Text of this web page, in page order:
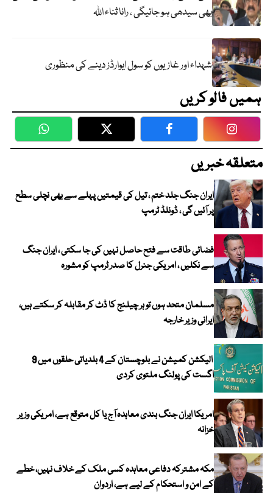
بھی سیدھی ہو جائیگی ، رانا ثناء اللہ
شہداء اور غازیوں کو سول ایوارڈز دینے کی منظوری
ہمیں فالو کریں
WhatsApp Twitter Facebook
متعلقہ خبریں
ایران جنگ جلد ختم ، تیل کی قیمتیں پہلے سے بھی نچلی سطح
پر آئیں گی ، ڈونلڈ ٹرمپ
فضائی طاقت سے فتح حاصل نہیں کی جا سکتی ، ایران جنگ
سے نکلیں ، امریکی جنرل کا صدر ٹرمپ کو مشورہ
مسلمان متحد ہوں تو ہر چیلنج کا ڈٹ کر مقابلہ کر سکتے ہیں،
ایرانی وزیر خارجہ
الیکشن کمیشن نے بلوچستان کے 4 بلدیاتی حلقوں میں 9
اگست کی پولنگ ملتوی کردی
امریکا ایران جنگ بندی معاہدہ آج یا کل متوقع ہے، امریکی وزیر
خزانہ
مکہ مشترکہ دفاعی معاہدہ کسی ملک کے خلاف نہیں، خطے
کے امن و استحکام کے لیے ہے، اردوان